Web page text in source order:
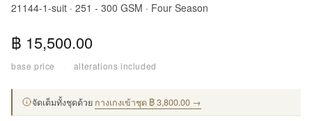
21144-1-suit · 251 - 300 GSM · Four Season
฿ 15,500.00
base price · alterations included
จัดเต็มทั้งชุดด้วย กางเกงเข้าชุด ฿ 3,800.00 →